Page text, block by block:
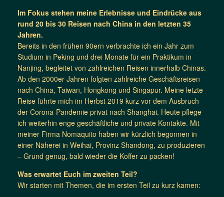
Im Fokus stehen meine Erlebnisse und Eindrücke aus
rund 20 bis 30 Reisen nach China in den letzten 35
Jahren.
Bereits in den frühen 90ern verbrachte ich ein Jahr zum
Studium in Peking und drei Monate für ein Praktikum in
Nanjing, begleitet von zahlreichen Reisen innerhalb Chinas.
Ab den 2000er-Jahren folgten zahlreiche Geschäftsreisen
nach China, Taiwan, Hongkong und Singapur. Meine letzte
Reise führte mich im Herbst 2019 kurz vor dem Ausbruch
der Corona-Pandemie privat nach Shanghai. Heute pflege
ich weiterhin enge geschäftliche und private Kontakte. Mit
meiner Firma Nomaquito haben wir kürzlich begonnen in
einer Näherei in Weihai, Provinz Shandong, zu produzieren
– Grund genug, bald wieder die Koffer zu packen!
Was erwartet Euch im zweiten Teil?
Wir starten mit Themen, die im ersten Teil zu kurz kamen: